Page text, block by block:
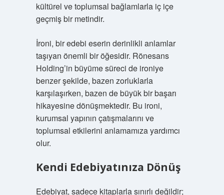
kültürel ve toplumsal bağlamlarla iç içe
geçmiş bir metindir.
İroni, bir edebi eserin derinlikli anlamlar
taşıyan önemli bir öğesidir. Rönesans
Holding’in büyüme süreci de ironiye
benzer şekilde, bazen zorluklarla
karşılaşırken, bazen de büyük bir başarı
hikayesine dönüşmektedir. Bu ironi,
kurumsal yapının çatışmalarını ve
toplumsal etkilerini anlamamıza yardımcı
olur.
Kendi Edebiyatınıza Dönüş
Edebiyat, sadece kitaplarla sınırlı değildir;